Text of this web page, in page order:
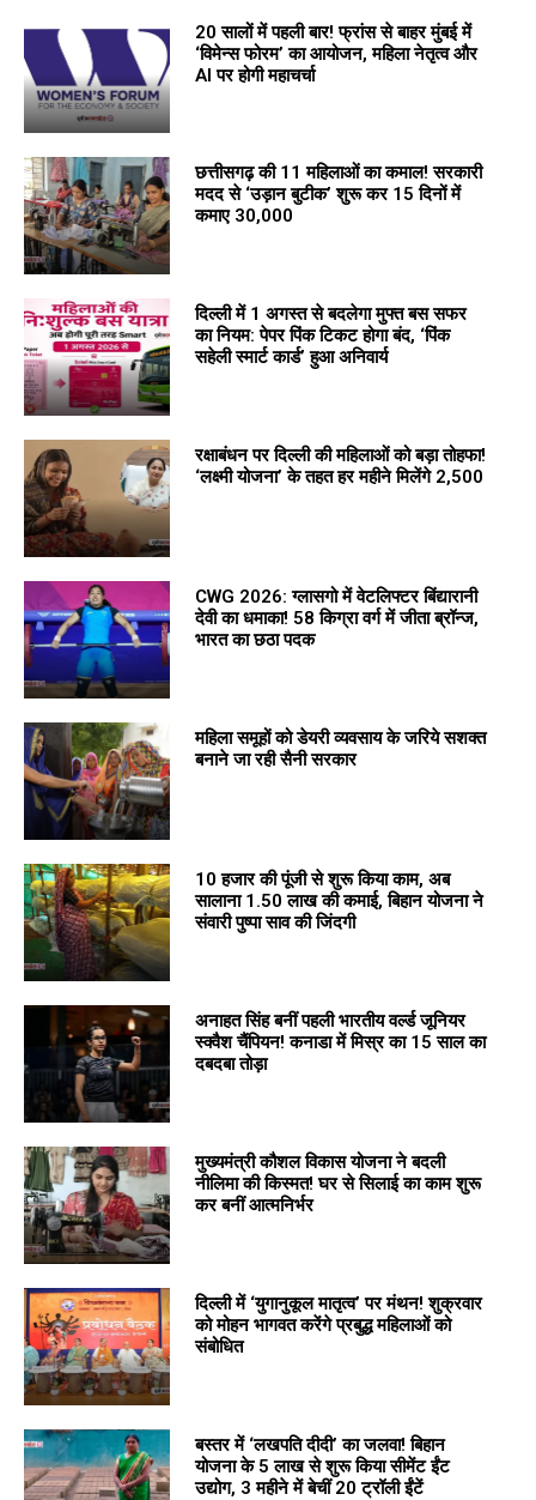
20 सालों में पहली बार! फ्रांस से बाहर मुंबई में
‘विमेन्स फोरम’ का आयोजन, महिला नेतृत्व और
AI पर होगी महाचर्चा
छत्तीसगढ़ की 11 महिलाओं का कमाल! सरकारी
मदद से ‘उड़ान बुटीक’ शुरू कर 15 दिनों में
कमाए ₹30,000
दिल्ली में 1 अगस्त से बदलेगा मुफ्त बस सफर
का नियम: पेपर पिंक टिकट होगा बंद, ‘पिंक
सहेली स्मार्ट कार्ड’ हुआ अनिवार्य
रक्षाबंधन पर दिल्ली की महिलाओं को बड़ा तोहफा!
‘लक्ष्मी योजना’ के तहत हर महीने मिलेंगे ₹2,500
CWG 2026: ग्लासगो में वेटलिफ्टर बिंद्यारानी
देवी का धमाका! 58 किग्रा वर्ग में जीता ब्रॉन्ज,
भारत का छठा पदक
महिला समूहों को डेयरी व्यवसाय के जरिये सशक्त
बनाने जा रही सैनी सरकार
10 हजार की पूंजी से शुरू किया काम, अब
सालाना 1.50 लाख की कमाई, बिहान योजना ने
संवारी पुष्पा साव की जिंदगी
अनाहत सिंह बनीं पहली भारतीय वर्ल्ड जूनियर
स्क्वैश चैंपियन! कनाडा में मिस्र का 15 साल का
दबदबा तोड़ा
मुख्यमंत्री कौशल विकास योजना ने बदली
नीलिमा की किस्मत! घर से सिलाई का काम शुरू
कर बनीं आत्मनिर्भर
दिल्ली में ‘युगानुकूल मातृत्व’ पर मंथन! शुक्रवार
को मोहन भागवत करेंगे प्रबुद्ध महिलाओं को
संबोधित
बस्तर में ‘लखपति दीदी’ का जलवा! बिहान
योजना के ₹5 लाख से शुरू किया सीमेंट ईंट
उद्योग, 3 महीने में बेचीं 20 ट्रॉली ईंटें